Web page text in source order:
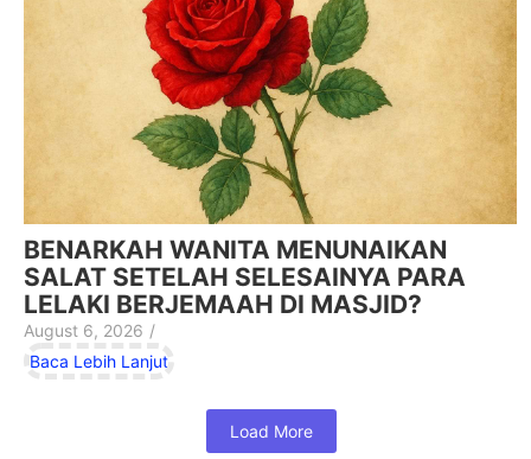
BENARKAH WANITA MENUNAIKAN
SALAT SETELAH SELESAINYA PARA
LELAKI BERJEMAAH DI MASJID?
August 6, 2026 /
Baca Lebih Lanjut
Load More